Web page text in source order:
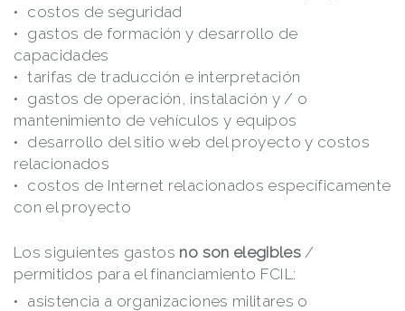
costos de seguridad
gastos de formación y desarrollo de
capacidades
tarifas de traducción e interpretación
gastos de operación, instalación y / o
mantenimiento de vehículos y equipos
desarrollo del sitio web del proyecto y costos
relacionados
costos de Internet relacionados específicamente
con el proyecto
Los siguientes gastos no son elegibles/
permitidos para el financiamiento FCIL:
asistencia a organizaciones militares o